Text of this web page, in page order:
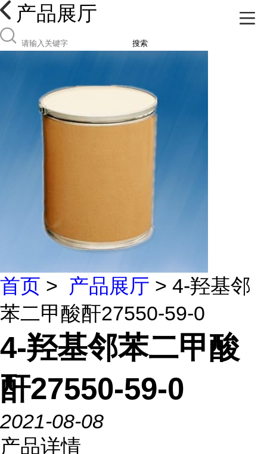
产品展厅
搜索
首页 > 产品展厅 > 4-羟基邻
苯二甲酸酐27550-59-0
4-羟基邻苯二甲酸
酐27550-59-0
2021-08-08
产品详情